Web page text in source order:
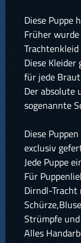
Diese Puppe
Früher
Diese
für jede
Der absolute
sogenannte
Diese
exclusiv
Jede Puppe
Für
Dirndl-
Strümpfe
Alles